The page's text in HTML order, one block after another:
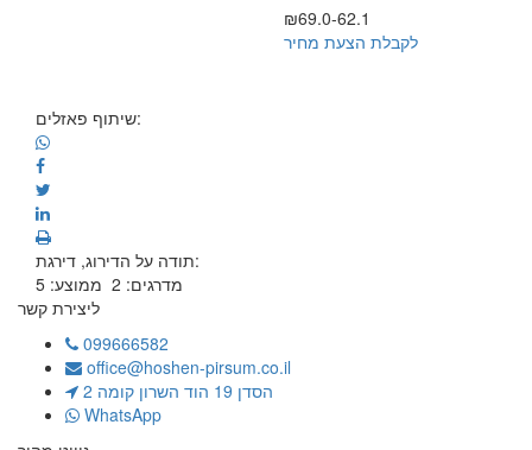
₪69.0-62.1
לקבלת הצעת מחיר
שיתוף פאזלים:
תודה על הדירוג, דירגת:
מדרגים: 2 ממוצע: 5
ליצירת קשר
099666582
office@hoshen-pirsum.co.il
הסדן 19 הוד השרון קומה 2
WhatsApp